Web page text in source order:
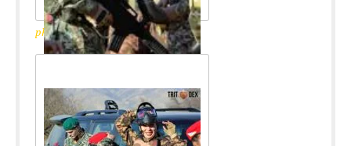
photo_2017-11-14_13-46-11